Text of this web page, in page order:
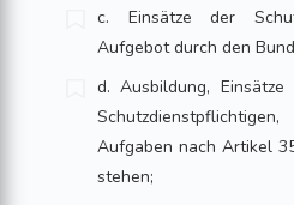
c. Einsätze der
Aufgebot durch den
d. Ausbildung,
Aufgaben nach Artikel
stehen;